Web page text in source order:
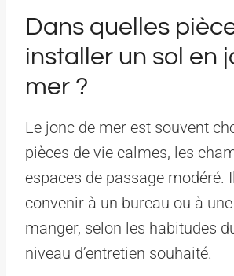
Dans quelles
installer un sol en
mer ?
Le jonc de mer est souvent
pièces de vie calmes, les
espaces de passage modéré.
convenir à un bureau ou à
manger, selon les habitudes
niveau d’entretien souhaité.